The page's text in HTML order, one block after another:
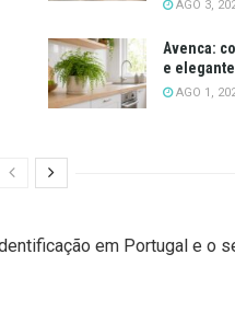
AGO 3,
Avenca:
e elegante
AGO 1,
em Portugal e o